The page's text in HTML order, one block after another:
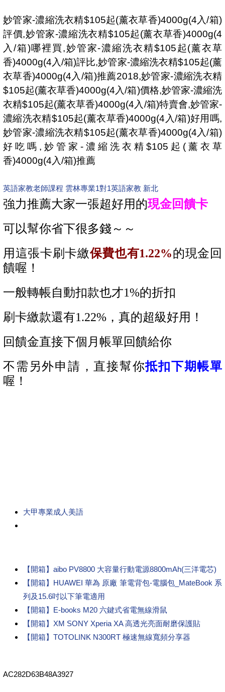
妙管家-濃縮洗衣精$105起(薰衣草香)4000g(4入/箱)
評價,妙管家-濃縮洗衣精$105起(薰衣草香)4000g(4
入/箱)哪裡買,妙管家-濃縮洗衣精$105起(薰衣草
香)4000g(4入/箱)評比,妙管家-濃縮洗衣精$105起(薰
衣草香)4000g(4入/箱)推薦2018,妙管家-濃縮洗衣精
$105起(薰衣草香)4000g(4入/箱)價格,妙管家-濃縮洗
衣精$105起(薰衣草香)4000g(4入/箱)特賣會,妙管家-
濃縮洗衣精$105起(薰衣草香)4000g(4入/箱)好用嗎,
妙管家-濃縮洗衣精$105起(薰衣草香)4000g(4入/箱)
好吃嗎,妙管家-濃縮洗衣精$105起(薰衣草
香)4000g(4入/箱)推薦
英語家教老師課程 雲林專業1對1英語家教 新北
強力推薦大家一張超好用的現金回饋卡
可以幫你省下很多錢～～
用這張卡刷卡繳保費也有1.22%的現金回
饋喔！
一般轉帳自動扣款也才1%的折扣
刷卡繳款還有1.22%，真的超級好用！
回饋金直接下個月帳單回饋給你
不需另外申請，直接幫你抵扣下期帳單
喔！
大甲專業成人美語
【開箱】aibo PV8800 大容量行動電源8800mAh(三洋電芯)
【開箱】HUAWEI 華為 原廠 筆電背包-電腦包_MateBook 系
列及15.6吋以下筆電適用
【開箱】E-books M20 六鍵式省電無線滑鼠
【開箱】XM SONY Xperia XA 高透光亮面耐磨保護貼
【開箱】TOTOLINK N300RT 極速無線寬頻分享器
AC282D63B48A3927